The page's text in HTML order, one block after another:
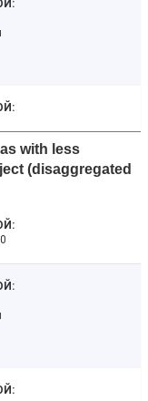
with less
(disaggregated